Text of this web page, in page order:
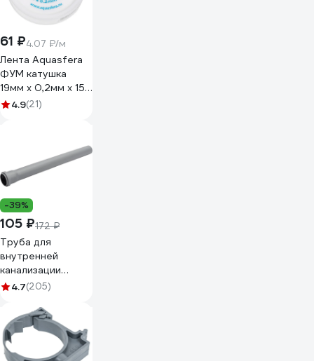
61 ₽4.07 ₽/м
Лента Aquasfera
ФУМ катушка
19мм х 0,2мм х 15м
PTFE вода 6020
4.9(21)
-39%
105 ₽172 ₽
Труба для
внутренней
канализации
Политэк из ПП
115050
4.7(205)